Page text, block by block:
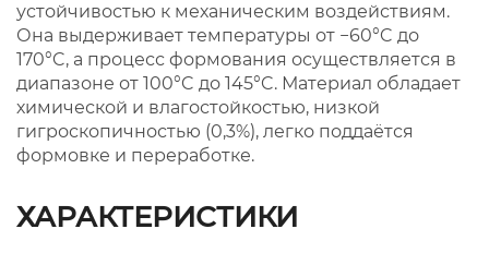
устойчивостью к механическим воздействиям.
Она выдерживает температуры от −60°C до
170°C, а процесс формования осуществляется в
диапазоне от 100°C до 145°C. Материал обладает
химической и влагостойкостью, низкой
гигроскопичностью (0,3%), легко поддаётся
формовке и переработке.
ХАРАКТЕРИСТИКИ